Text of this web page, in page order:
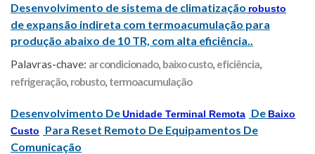
Desenvolvimento de sistema de climatização robusto
de expansão indireta com termoacumulação para
produção abaixo de 10 TR, com alta eficiência..
Palavras-chave: ar condicionado, baixo custo, eficiência,
refrigeração, robusto, termoacumulação
Desenvolvimento DeUnidade Terminal Remota De Baixo
Custo
Para Reset Remoto De Equipamentos De
Comunicação